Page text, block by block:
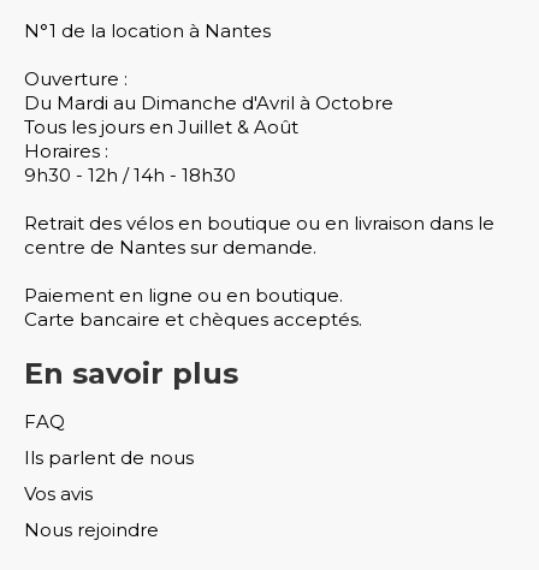
N°1 de la location à Nantes
Ouverture :
Du Mardi au Dimanche d'Avril à Octobre
Tous les jours en Juillet & Août
Horaires :
9h30 - 12h / 14h - 18h30
Retrait des vélos en boutique ou en livraison dans le
centre de Nantes sur demande.
Paiement en ligne ou en boutique.
Carte bancaire et chèques acceptés.
En savoir plus
FAQ
Ils parlent de nous
Vos avis
Nous rejoindre